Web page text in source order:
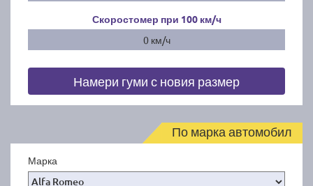
Скоростомер при 100 км/ч
0 км/ч
Намери гуми с новия размер
По марка автомобил
Марка